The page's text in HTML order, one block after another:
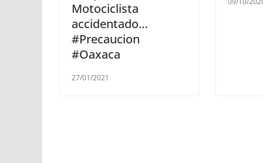
Motociclista
accidentado…
#Precaucion
#Oaxaca
27/01/2021